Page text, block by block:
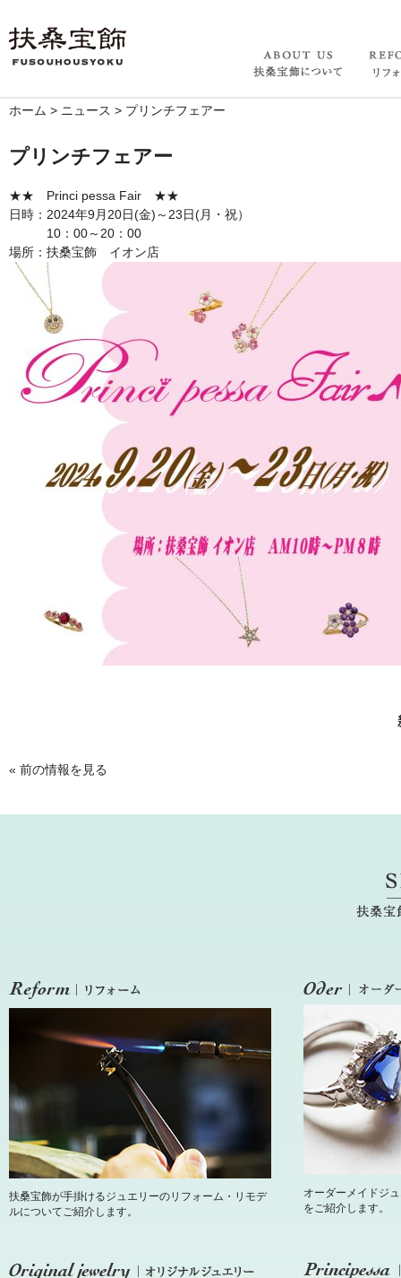
ホーム > ニュース > プリンチフェアー
プリンチフェアー
★★ Princi pessa Fair ★★
日時：2024年9月20日(金)～23日(月・祝）
10：00～20：00
場所：扶桑宝飾 イオン店
« 前の情報を見る
扶桑宝飾が手掛けるジュエリーのリフォーム・リモデ
ルについてご紹介します。
オーダーメイドジ
をご紹介します。